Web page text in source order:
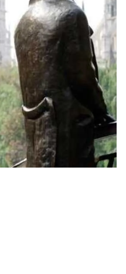
Zoek